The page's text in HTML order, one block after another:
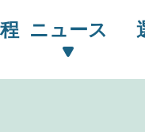
ニュース